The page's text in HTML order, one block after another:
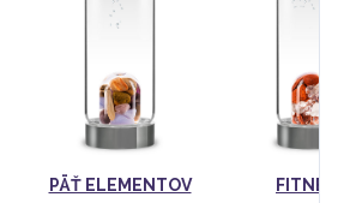
PÄŤ ELEMENTOV